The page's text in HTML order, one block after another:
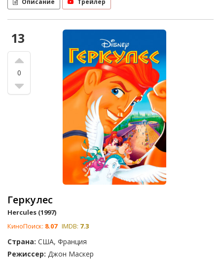
Описание Трейлер
13
0
Геркулес
Hercules (1997)
КиноПоиск: 8.07 IMDB: 7.3
Страна: США, Франция
Режиссер: Джон Маскер